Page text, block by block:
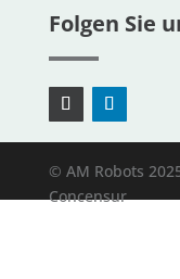
Folgen Sie
© AM Robots
Concensur